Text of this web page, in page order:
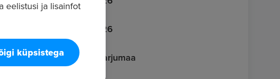
18.06.2026
Asukoht
Tallinn, Harjumaa
eelistusi ja lisainfot
küpsistega